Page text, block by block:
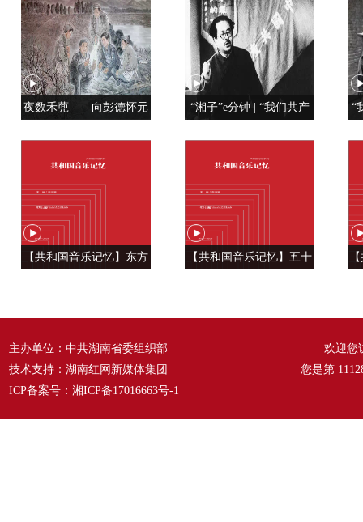
夜数禾蔸——向彭德怀元
“湘子”e分钟 | “我们共产
“
【共和国音乐记忆】东方
【共和国音乐记忆】五十
主办单位：中共湖南省委组织部
技术支持：湖南红网新媒体集团
ICP备案号： 湘ICP备17016663号-1
欢迎您
您是第